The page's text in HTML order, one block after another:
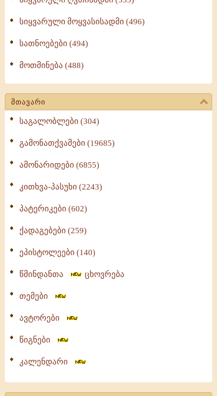
სიყვარული მოყვასისადმი (496)
სათნოებები (494)
მოთმინება (488)
მთავარი
საგალობლები (304)
გამონათქვამები (19685)
ამონარიდები (6855)
კითხვა-პასუხი (2243)
პატერიკები (602)
ქადაგებები (259)
ეპისტოლეები (140)
წმინდანთა ცხოვრება
თემები
ავტორები
წიგნები
კალენდარი